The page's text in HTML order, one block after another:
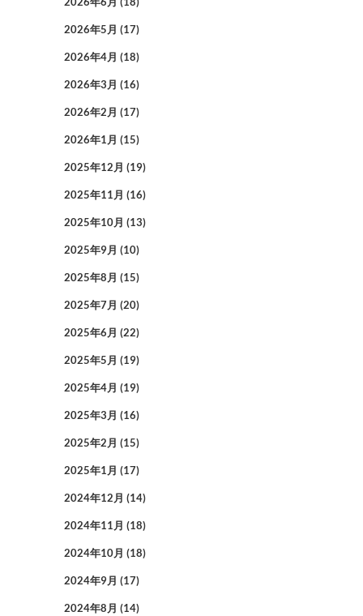
2026年5月 (17)
2026年4月 (18)
2026年3月 (16)
2026年2月 (17)
2026年1月 (15)
2025年12月 (19)
2025年11月 (16)
2025年10月 (13)
2025年9月 (10)
2025年8月 (15)
2025年7月 (20)
2025年6月 (22)
2025年5月 (19)
2025年4月 (19)
2025年3月 (16)
2025年2月 (15)
2025年1月 (17)
2024年12月 (14)
2024年11月 (18)
2024年10月 (18)
2024年9月 (17)
2024年8月 (14)